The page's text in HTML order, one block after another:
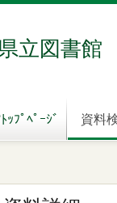
立図書
ｯﾌﾟﾍﾟｰｼﾞ 資料